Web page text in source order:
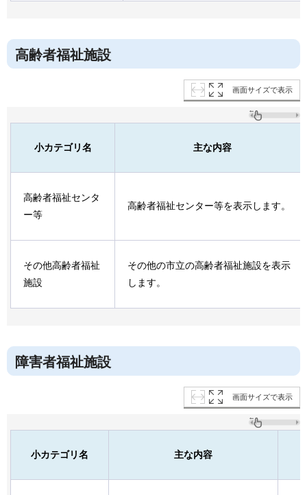
高齢者福祉施設
画面サイズで表示
小カテゴリ名 主な内容
高齢者福祉センタ
ー等
高齢者福祉センター等を表示します。
その他高齢者福祉
施設
その他の市立の高齢者福祉施設を表示
します。
障害者福祉施設
画面サイズで表示
小カテゴリ名 主な内容